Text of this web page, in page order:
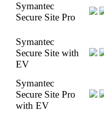
Symantec
Secure Site Pro
Symantec
Secure Site with
EV
Symantec
Secure Site Pro
with EV